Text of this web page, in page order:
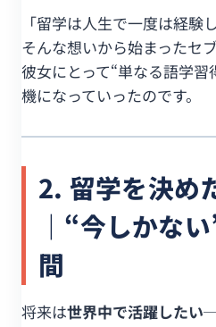
「留学は人生で一度は経験
そんな想いから始まったセ
彼女にとって“単なる語学
機になっていったのです。
2. 留学を決め
｜“今しかな
間
将来は世界中で活躍したい